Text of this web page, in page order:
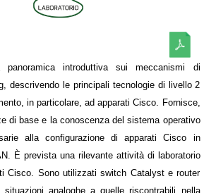
introduttiva sui meccanismi di
descrivendo le principali tecnologie di livello 2
in particolare, ad apparati Cisco. Fornisce,
di base e la conoscenza del sistema operativo
alla configurazione di apparati Cisco in
È prevista una rilevante attività di laboratorio
Cisco. Sono utilizzati switch Catalyst e router
situazioni analoghe a quelle riscontrabili nella